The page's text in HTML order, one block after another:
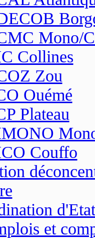
Mono/
Collines
Zou
Ouémé
Plateau
Couffo
d'Etat
et